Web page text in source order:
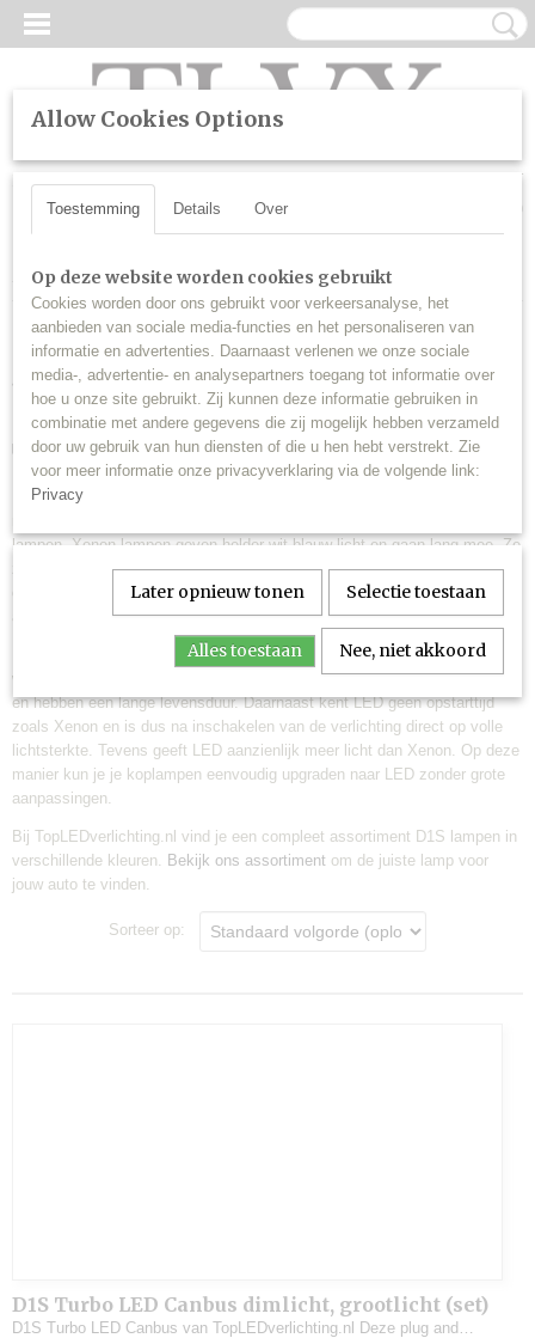
Inloggen Registreren
UW WINKELWAGEN
Home > D1S Xenon en LED lampen bij TopLEDverlichting.nl
D1S Xenon en LED lampen
kopen bij
TopLEDverlichting.nl
D1S lampen zijn autolampen met een specifieke fitting die veel vroege
lampen. Xenon lampen geven helder wit-blauw licht en gaan lang mee. Ze
zorgen voor goed zicht in het donker en maken rijden veiliger. Ze werken
op een ballast/starter en moeten 'opstarten' zodra de lampen worden
D1S LED lampen zijn 1:1 te vervangen met D1S Xenon en geven fel, koel
wit licht van 6000K (meest gangbare kleur). Ze verbruiken minder energie
en hebben een lange levensduur. Daarnaast kent LED geen opstarttijd
zoals Xenon en is dus na inschakelen van de verlichting direct op volle
lichtsterkte. Tevens geeft LED aanzienlijk meer licht dan Xenon. Op deze
manier kun je je koplampen eenvoudig upgraden naar LED zonder grote
aanpassingen.
Bij TopLEDverlichting.nl vind je een compleet assortiment D1S lampen in
verschillende kleuren. Bekijk ons assortiment om de juiste lamp voor
jouw auto te vinden.
Sorteer op:
D1S Turbo LED Canbus dimlicht, grootlicht (set)
D1S Turbo LED Canbus van TopLEDverlichting.nl Deze plug and…
Allow Cookies Options
Toestemming Details Over
Op deze website worden cookies gebruikt
Cookies worden door ons gebruikt voor verkeersanalyse, het
aanbieden van sociale media-functies en het personaliseren van
informatie en advertenties. Daarnaast verlenen we onze sociale
media-, advertentie- en analysepartners toegang tot informatie over
hoe u onze site gebruikt. Zij kunnen deze informatie gebruiken in
combinatie met andere gegevens die zij mogelijk hebben verzameld
door uw gebruik van hun diensten of die u hen hebt verstrekt. Zie
voor meer informatie onze privacyverklaring via de volgende link:
Privacy
Later opnieuw tonen Selectie toestaan
Alles toestaan Nee, niet akkoord